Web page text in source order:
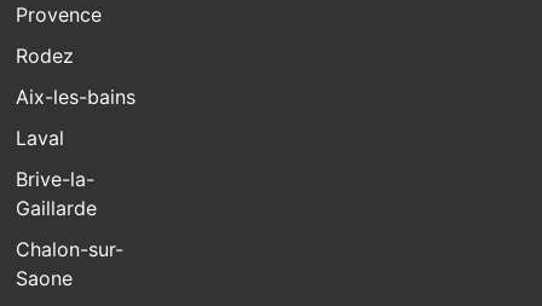
Provence
Rodez
Aix-les-bains
Laval
Brive-la-
Gaillarde
Chalon-sur-
Saone